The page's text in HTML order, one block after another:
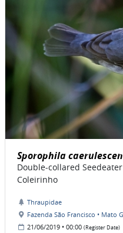
Sporophila
Double-collared Seedeater
Coleirinho
Thraupidae
Fazenda São Francisco • Mato
21/06/2019 • 00:00 (Register Date)